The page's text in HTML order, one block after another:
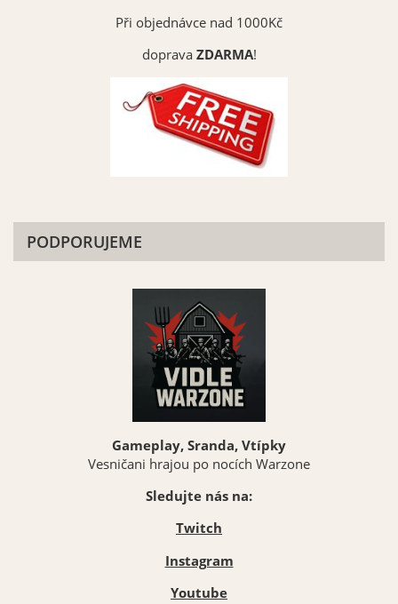
Při objednávce nad 1000Kč
dopravaZDARMA!
PODPORUJEME
Gameplay, Sranda, Vtípky
Vesničani hrajou po nocích Warzone
Sledujte nás na:
Twitch
Instagram
Youtube